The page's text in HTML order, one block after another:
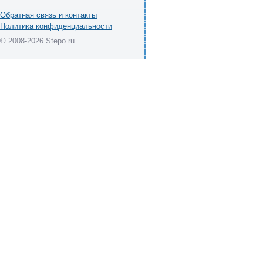
Обратная связь и контакты
Политика конфиденциальности
© 2008-2026 Stepo.ru